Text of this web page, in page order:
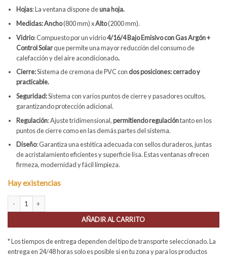
Hojas: La ventana dispone deuna hoja.
Medidas: Ancho(800 mm) xAlto(2000 mm).
Vidrio: Compuesto por un vidrio4/16/4 Bajo Emisivo con Gas Argón +
Control Solarque permite una mayor reducción del consumo de
calefacción y del aire acondicionado.
Cierre:Sistema de cremona de PVC condosposiciones: cerrado y
practicable.
Seguridad:Sistema con varios puntos de cierre y pasadores ocultos,
garantizando protección adicional.
Regulación: Ajuste tridimensional,permitiendo regulacióntanto en los
puntos de cierre como en las demás partes del sistema.
Diseño: Garantiza una estética adecuada con sellos duraderos, juntas
de acristalamiento eficientes y superficie lisa. Estas ventanas ofrecen
firmeza, modernidad y fácil limpieza.
Hay existencias
AÑADIR AL CARRITO
* Los tiempos de entrega dependen del tipo de transporte seleccionado. La
entrega en 24/48 horas solo es posible si en tu zona y para los productos